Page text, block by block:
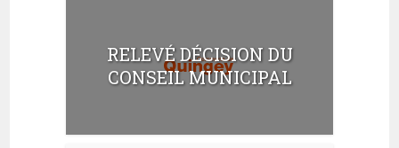
RELEVÉ DÉCISION DU
CONSEIL MUNICIPAL